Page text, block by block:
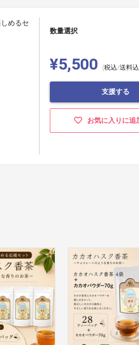
めるセ
数量選択
¥5,500 (税込/送料
支援する
お気に入りに追